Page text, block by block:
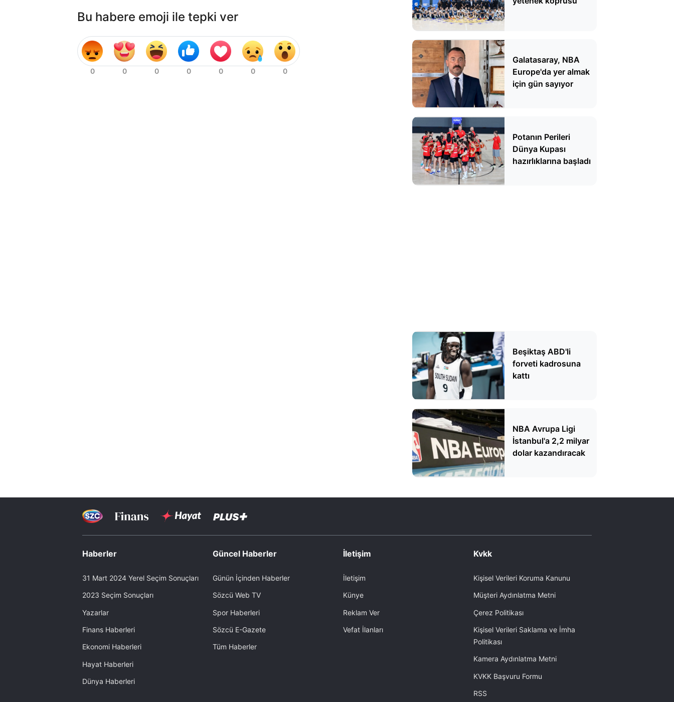
Bu habere emoji ile tepki ver
Galatasaray, NBA
Europe'da yer almak
için gün sayıyor
Potanın Perileri
Dünya Kupası
hazırlıklarına başladı
Beşiktaş ABD'li
forveti kadrosuna
kattı
NBA Avrupa Ligi
İstanbul'a 2,2 milyar
dolar kazandıracak
Haberler
31 Mart 2024 Yerel Seçim Sonuçları
2023 Seçim Sonuçları
Yazarlar
Finans Haberleri
Ekonomi Haberleri
Hayat Haberleri
Dünya Haberleri
Güncel Haberler
Günün İçinden Haberler
Sözcü Web TV
Spor Haberleri
Sözcü E-Gazete
Tüm Haberler
İletişim
İletişim
Künye
Reklam Ver
Vefat İlanları
Kvkk
Kişisel Verileri Koruma Kanunu
Müşteri Aydınlatma Metni
Çerez Politikası
Kişisel Verileri Saklama ve İmha
Politikası
Kamera Aydınlatma Metni
KVKK Başvuru Formu
RSS